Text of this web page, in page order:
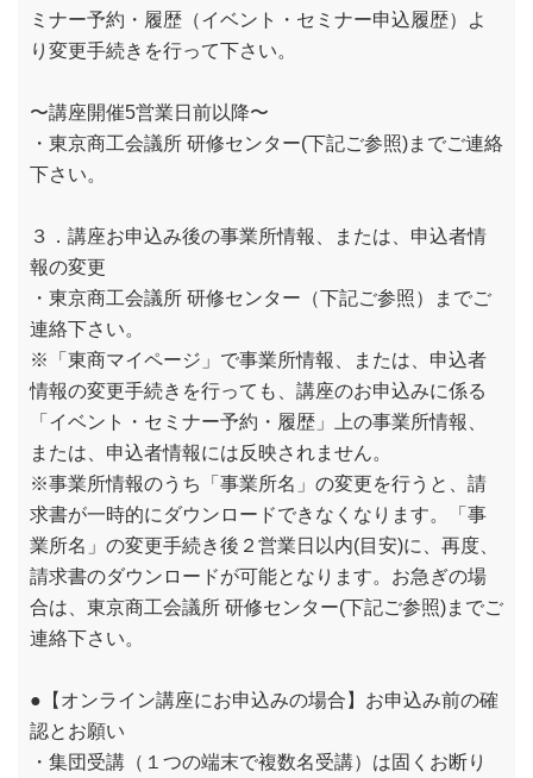
ミナー予約・履歴（イベント・セミナー申込履歴）よ
り変更手続きを行って下さい。
〜講座開催5営業日前以降〜
・東京商工会議所 研修センター(下記ご参照)までご連絡
下さい。
３．講座お申込み後の事業所情報、または、申込者情
報の変更
・東京商工会議所 研修センター（下記ご参照）までご
連絡下さい。
※「東商マイページ」で事業所情報、または、申込者
情報の変更手続きを行っても、講座のお申込みに係る
「イベント・セミナー予約・履歴」上の事業所情報、
または、申込者情報には反映されません。
※事業所情報のうち「事業所名」の変更を行うと、請
求書が一時的にダウンロードできなくなります。「事
業所名」の変更手続き後２営業日以内(目安)に、再度、
請求書のダウンロードが可能となります。お急ぎの場
合は、東京商工会議所 研修センター(下記ご参照)までご
連絡下さい。
●【オンライン講座にお申込みの場合】お申込み前の確
認とお願い
・集団受講（１つの端末で複数名受講）は固くお断り